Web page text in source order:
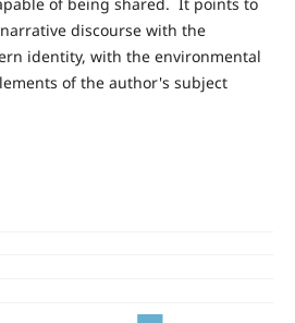
discourse with the
identity, with the environmental
of the author's subject